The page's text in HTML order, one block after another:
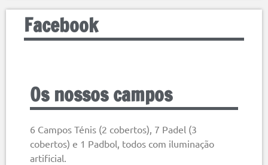
Facebook
Os nossos campos
6 Campos Ténis (2 cobertos), 7 Padel (3
cobertos) e 1 Padbol, todos com iluminação
artificial.